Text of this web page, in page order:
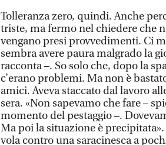
Tolleranza zero, quindi. Anche
triste, ma fermo nel chiedere che
vengano presi provvedimenti. Ci
sembra avere paura malgrado la
racconta –. So solo che, dopo la
c’erano problemi. Ma non è
amici. Aveva staccato dal lavoro
sera. «Non sapevamo che fare –
momento del pestaggio –.
Ma poi la situazione è
vola contro una saracinesca a